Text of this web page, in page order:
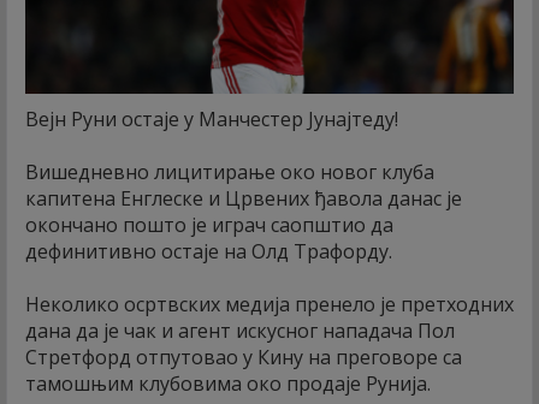
Вејн Руни остаје у Манчестер Јунајтеду!
Вишедневно лицитирање око новог клуба
капитена Енглеске и Црвених ђавола данас је
окончано пошто је играч саопштио да
дефинитивно остаје на Олд Трафорду.
Неколико осртвских медија пренело је претходних
дана да је чак и агент искусног нападача Пол
Стретфорд отпутовао у Кину на преговоре са
тамошњим клубовима око продаје Рунија.